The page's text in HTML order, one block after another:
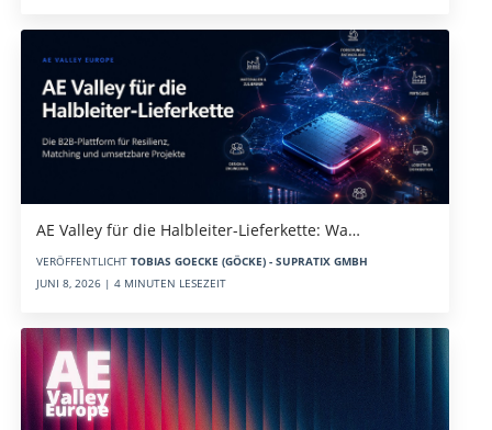
AE Valley für die Halbleiter-Lieferkette: Wa…
VERÖFFENTLICHT TOBIAS GOECKE (GÖCKE) - SUPRATIX GMBH
JUNI 8, 2026 | 4 MINUTEN LESEZEIT